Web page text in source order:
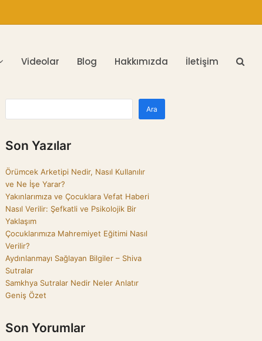
Videolar Blog Hakkımızda İletişim
Ara
Son Yazılar
Örümcek Arketipi Nedir, Nasıl Kullanılır
ve Ne İşe Yarar?
Yakınlarımıza ve Çocuklara Vefat Haberi
Nasıl Verilir: Şefkatli ve Psikolojik Bir
Yaklaşım
Çocuklarımıza Mahremiyet Eğitimi Nasıl
Verilir?
Aydınlanmayı Sağlayan Bilgiler – Shiva
Sutralar
Samkhya Sutralar Nedir Neler Anlatır
Geniş Özet
Son Yorumlar